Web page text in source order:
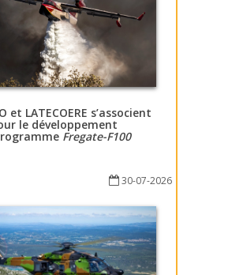
et LATECOERE s’associent
le développement
Fregate-F100
30-07-2026